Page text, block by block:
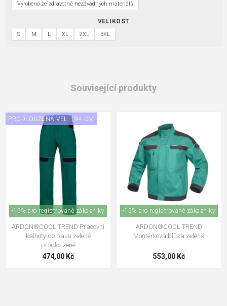
Vyrobeno ze zdravotně nezávadných materiálů
VELIKOST
S M L XL 2XL 3XL
Související produkty
PRODLOUŽENÁ VEL. 194 CM
-15% pro registrované zákazníky
ARDON®COOL TREND Pracovní
kalhoty do pasu zelené
prodloužené
474,00 Kč
-15% pro registrované zákazníky
ARDON®COOL TREND
Montérková blůza zelená
553,00 Kč